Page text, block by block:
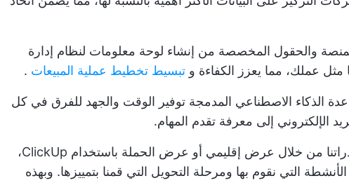
للمنصة والحقول المخصصة من إنشاء لوحة معلومات لنظام إدارة
مثل عملك، مما يعزز الكفاءة و تبسيط تخطيط عملية المبيعات .
الذكاء الاصطناعي المدمجة توفير الوقت والجهد للفرق في كل
الإلكتروني إلى معرفة تقدم المهام.
_ يمكننا عرض ما حدث في مبادراتنا من خلال عرض إقليمي أو عرض الحملة باستخدام ClickUp،
التي نقوم بها ومرحلة التحويل التي قمنا بتمييزها. وبهذه